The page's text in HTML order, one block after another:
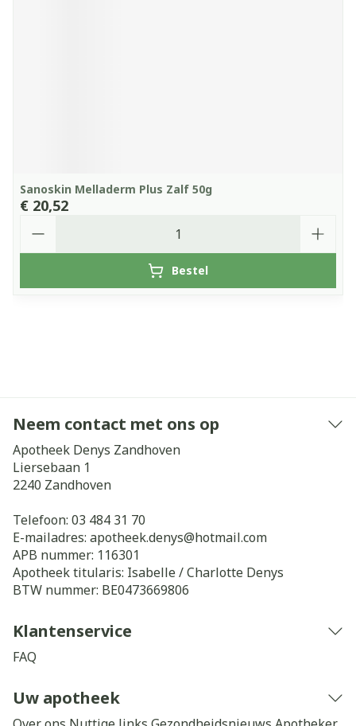
Sanoskin Melladerm Plus Zalf 50g
€ 20,52
Bestel
Neem contact met ons op
Apotheek Denys Zandhoven
Liersebaan 1
2240 Zandhoven
Telefoon: 03 484 31 70
E-mailadres: apotheek.denys@hotmail.com
APB nummer: 116301
Apotheek titularis: Isabelle / Charlotte Denys
BTW nummer: BE0473669806
Klantenservice
FAQ
Uw apotheek